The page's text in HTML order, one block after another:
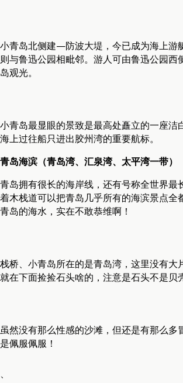
小青岛北侧建—防波大堤，今已成为海上游
则与鲁迅公园相毗邻。游人可由鲁迅公园西
岛观光。
小青岛最显眼的景致是最高处矗立的一座洁
海上过往船只进出胶州湾的重要航标。
青岛海滨（青岛湾、汇泉湾、太平湾一带）
青岛拥有很长的海岸线，还有号称全世界最
着木栈道可以把青岛几乎所有的海滨景点全
青岛的海水，实在不敢恭维啊！
栈桥、小青岛所在的是青岛湾，这里没有大
就在下面捡捡石头啥的，注意是石头不是贝
虽然没有那么性感的沙滩，但还是有那么多
是佩服佩服！
、